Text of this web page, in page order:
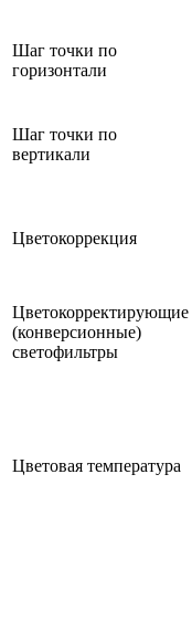
Шаг точки по
горизонтали
Шаг точки по
вертикали
Цветокоррекция
Цветокорректирующие
(конверсионные)
светофильтры
Цветовая температура